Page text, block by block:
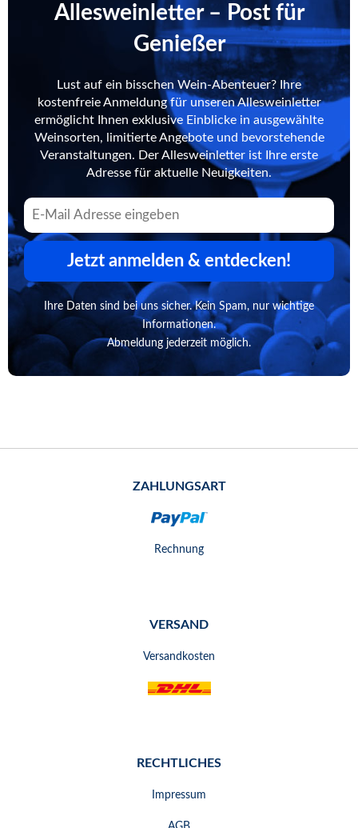
Allesweinletter – Post für
Genießer
Lust auf ein bisschen Wein-Abenteuer? Ihre
kostenfreie Anmeldung für unseren Allesweinletter
ermöglicht Ihnen exklusive Einblicke in ausgewählte
Weinsorten, limitierte Angebote und bevorstehende
Veranstaltungen. Der Allesweinletter ist Ihre erste
Adresse für aktuelle Neuigkeiten.
Jetzt anmelden & entdecken!
Ihre Daten sind bei uns sicher. Kein Spam, nur wichtige
Informationen.
Abmeldung jederzeit möglich.
ZAHLUNGSART
Rechnung
VERSAND
Versandkosten
RECHTLICHES
Impressum